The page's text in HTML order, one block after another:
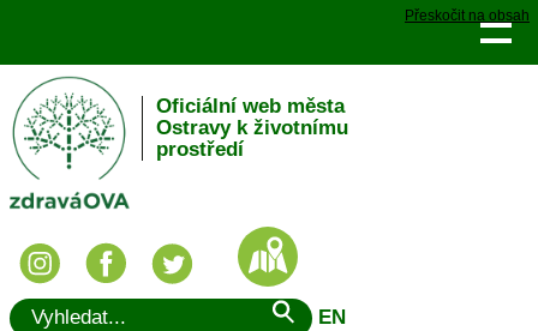
Přeskočit na obsah
Oficiální web města
Ostravy k životnímu
prostředí
EN